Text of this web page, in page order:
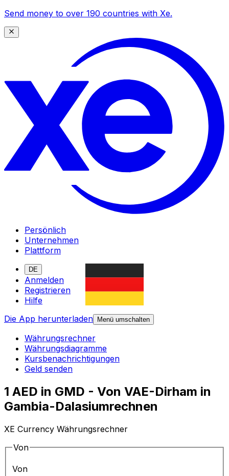
Send money to over 190 countries with Xe.
Persönlich
Unternehmen
Plattform
DE
Anmelden
Registrieren
Hilfe
Die App herunterladen
Menü umschalten
Währungsrechner
Währungsdiagramme
Kursbenachrichtigungen
Geld senden
1 AED in GMD - Von VAE-Dirham in
Gambia-Dalasiumrechnen
XE Currency Währungsrechner
Von
Von